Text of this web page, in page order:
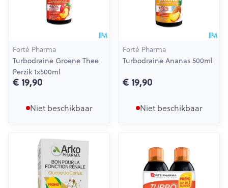
Forté Pharma
Turbodraine Groene Thee
Perzik 1x500ml
€ 19,90
Niet beschikbaar
Forté Pharma
Turbodraine Ananas 500ml
€ 19,90
Niet beschikbaar